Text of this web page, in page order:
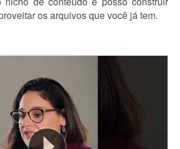
os arquivos que você já tem.